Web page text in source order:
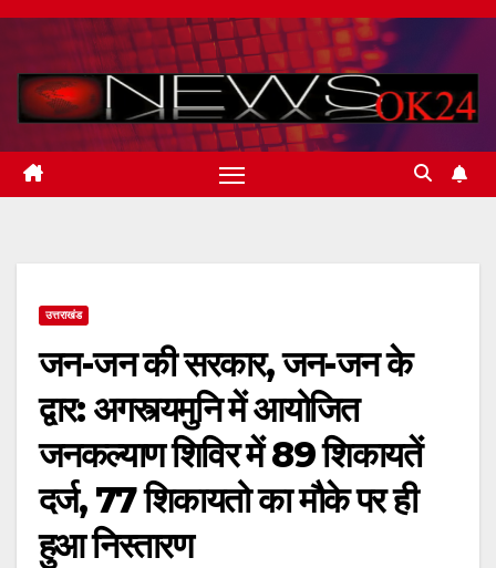
Skip
content
उत्तराखंड
जन-जन की सरकार, जन-जन के
द्वार: अगस्त्यमुनि में आयोजित
जनकल्याण शिविर में 89 शिकायतें
दर्ज, 77 शिकायतो का मौके पर ही
हुआ निस्तारण